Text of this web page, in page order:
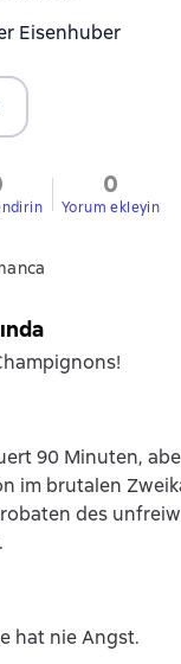
Eisenhuber
0
Yorum ekleyin
90 Minuten,
im brutalen
des
hat nie Angst.